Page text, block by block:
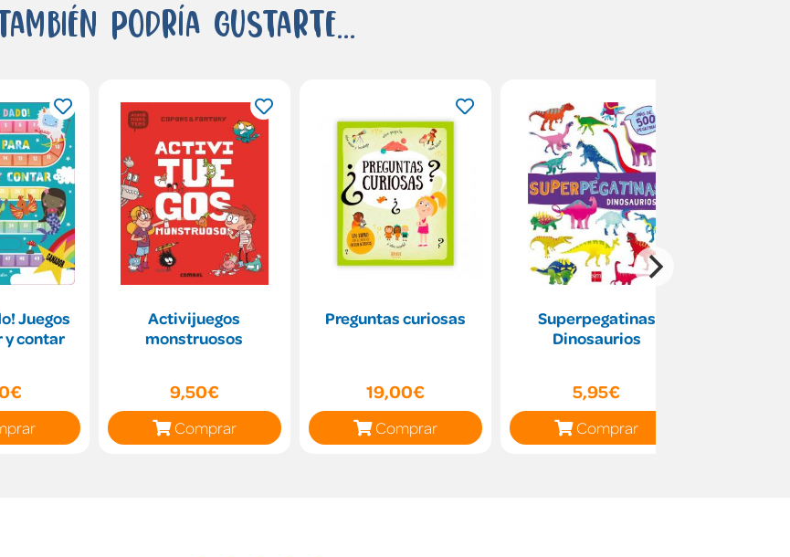
podría gustarte...
Juegos
y contar
Activijuegos
monstruosos
9,50€
Comprar
Preguntas curiosas
19,00€
Comprar
Superpegatinas
Dinosaurios
5,95€
Comprar